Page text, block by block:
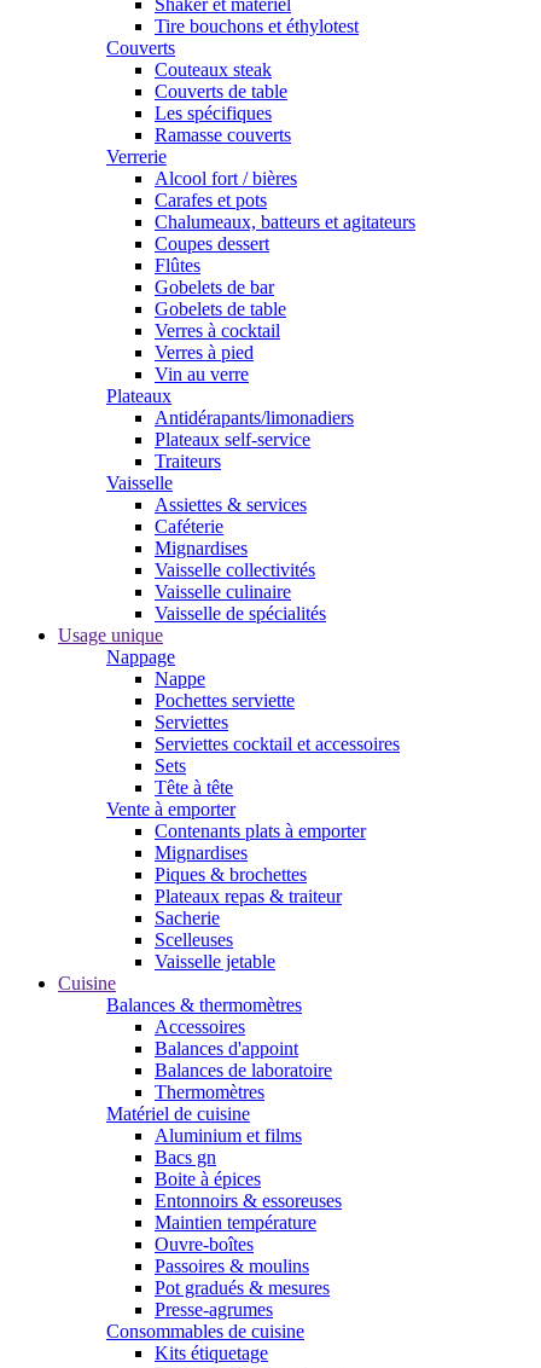
Shaker et matériel
Tire bouchons et éthylotest
Couverts
Couteaux steak
Couverts de table
Les spécifiques
Ramasse couverts
Verrerie
Alcool fort / bières
Carafes et pots
Chalumeaux, batteurs et agitateurs
Coupes dessert
Flûtes
Gobelets de bar
Gobelets de table
Verres à cocktail
Verres à pied
Vin au verre
Plateaux
Antidérapants/limonadiers
Plateaux self-service
Traiteurs
Vaisselle
Assiettes & services
Caféterie
Mignardises
Vaisselle collectivités
Vaisselle culinaire
Vaisselle de spécialités
Usage unique
Nappage
Nappe
Pochettes serviette
Serviettes
Serviettes cocktail et accessoires
Sets
Tête à tête
Vente à emporter
Contenants plats à emporter
Mignardises
Piques & brochettes
Plateaux repas & traiteur
Sacherie
Scelleuses
Vaisselle jetable
Cuisine
Balances & thermomètres
Accessoires
Balances d'appoint
Balances de laboratoire
Thermomètres
Matériel de cuisine
Aluminium et films
Bacs gn
Boite à épices
Entonnoirs & essoreuses
Maintien température
Ouvre-boîtes
Passoires & moulins
Pot gradués & mesures
Presse-agrumes
Consommables de cuisine
Kits étiquetage